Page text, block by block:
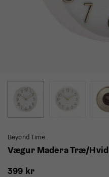
Beyond Time
Vægur Madera Træ/Hvid
399 kr